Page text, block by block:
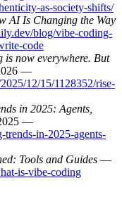
as-society-shifts/
AI Is Changing the Way
blog/vibe-coding-
code
is now everywhere. But
—
12/15/1128352/rise-
in 2025: Agents,
—
trends-in-2025-agents-
Tools and Guides —
is-vibe-coding